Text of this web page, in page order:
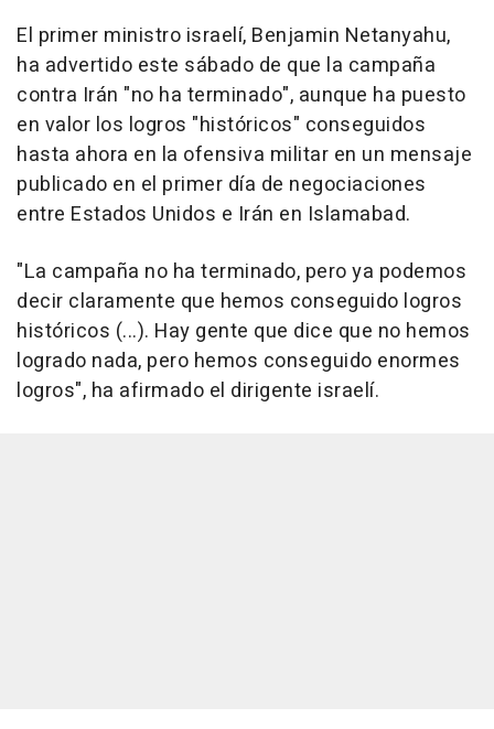
El primer ministro israelí, Benjamin Netanyahu,
ha advertido este sábado de que la campaña
contra Irán "no ha terminado", aunque ha puesto
en valor los logros "históricos" conseguidos
hasta ahora en la ofensiva militar en un mensaje
publicado en el primer día de negociaciones
entre Estados Unidos e Irán en Islamabad.
"La campaña no ha terminado, pero ya podemos
decir claramente que hemos conseguido logros
históricos (...). Hay gente que dice que no hemos
logrado nada, pero hemos conseguido enormes
logros", ha afirmado el dirigente israelí.